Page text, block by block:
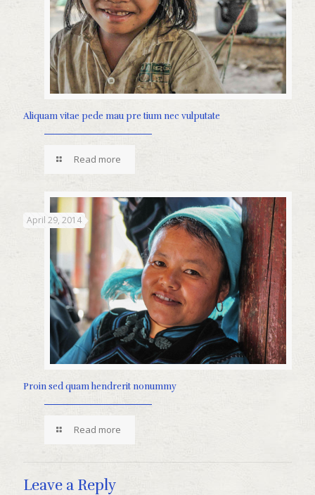
Aliquam vitae pede mau pre tium nec vulputate
Read more
April 29, 2014
Proin sed quam hendrerit nonummy
Read more
Leave a Reply